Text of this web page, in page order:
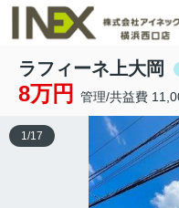
ラフィーネ上大岡
8万円 管理/共益費
1/17